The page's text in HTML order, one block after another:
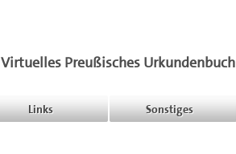
Virtuelles Preußisches Urkundenbuch
Links Sonstiges